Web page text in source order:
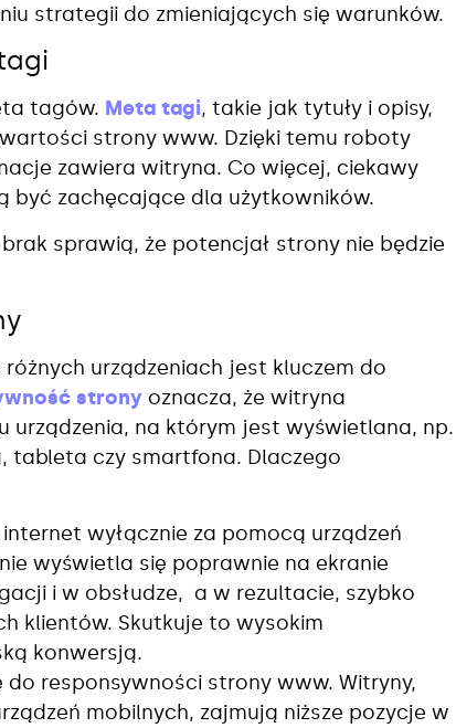
strategii do zmieniających się warunków.
tagów. Meta tagi, takie jak tytuły i opisy,
strony www. Dzięki temu roboty
zawiera witryna. Co więcej, ciekawy
być zachęcające dla użytkowników.
sprawią, że potencjał strony nie będzie
urządzeniach jest kluczem do
strony oznacza, że witryna
urządzenia, na którym jest wyświetlana, np.
czy smartfona. Dlaczego
wyłącznie za pomocą urządzeń
wyświetla się poprawnie na ekranie
i w obsłudze, a w rezultacie, szybko
klientów. Skutkuje to wysokim
konwersją.
responsywności strony www. Witryny,
mobilnych, zajmują niższe pozycje w